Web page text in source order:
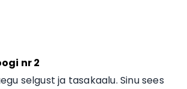
nr 2
selgust ja tasakaalu. Sinu sees